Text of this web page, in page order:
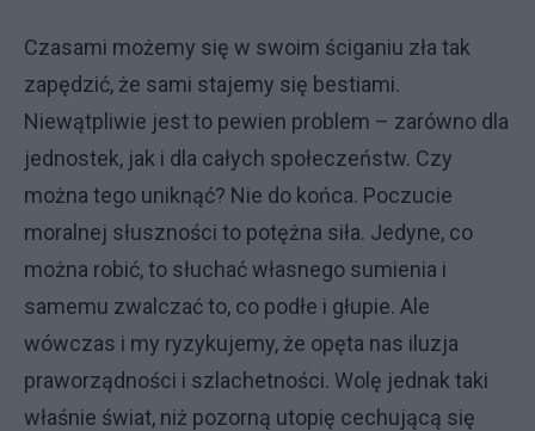
Czasami możemy się w swoim ściganiu zła tak
zapędzić, że sami stajemy się bestiami.
Niewątpliwie jest to pewien problem – zarówno dla
jednostek, jak i dla całych społeczeństw. Czy
można tego uniknąć? Nie do końca. Poczucie
moralnej słuszności to potężna siła. Jedyne, co
można robić, to słuchać własnego sumienia i
samemu zwalczać to, co podłe i głupie. Ale
wówczas i my ryzykujemy, że opęta nas iluzja
praworządności i szlachetności. Wolę jednak taki
właśnie świat, niż pozorną utopię cechującą się